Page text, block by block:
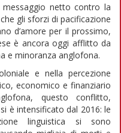
netto contro la
gli sforzi di pacificazione
d’amore per il prossimo,
è ancora oggi afflitto da
e minoranza anglofona.
e nella percezione
economico e finanziario
questo conflitto,
è intensificato dal 2016: le
linguistica si sono